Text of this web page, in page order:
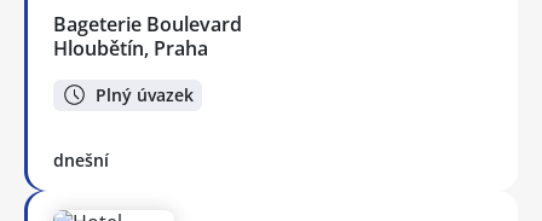
Bageterie Boulevard
Hloubětín, Praha
Plný úvazek
dnešní